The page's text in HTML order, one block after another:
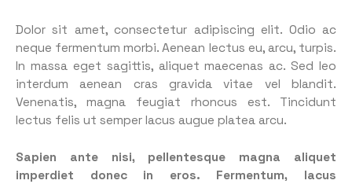
Dolor sit amet, consectetur adipiscing elit. Odio ac
neque fermentum morbi. Aenean lectus eu, arcu, turpis.
In massa eget sagittis, aliquet maecenas ac. Sed leo
interdum aenean cras gravida vitae vel blandit.
Venenatis, magna feugiat rhoncus est. Tincidunt
lectus felis ut semper lacus augue platea arcu.
Sapien ante nisi, pellentesque magna aliquet
imperdiet donec in eros. Fermentum, lacus